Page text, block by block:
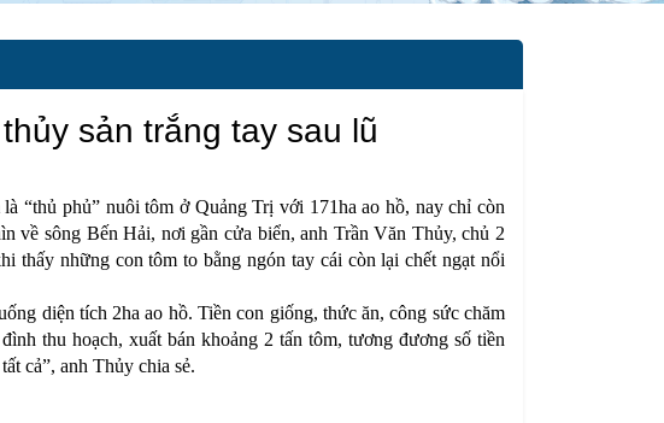
sản trắng tay sau lũ
“thủ phủ” nuôi tôm ở Quảng Trị với 171ha ao hồ, nay chỉ còn
về sông Bến Hải, nơi gần cửa biển, anh Trần Văn Thủy, chủ 2
thấy những con tôm to bằng ngón tay cái còn lại chết ngạt nổi
diện tích 2ha ao hồ. Tiền con giống, thức ăn, công sức chăm
thu hoạch, xuất bán khoảng 2 tấn tôm, tương đương số tiền
cả”, anh Thủy chia sẻ.